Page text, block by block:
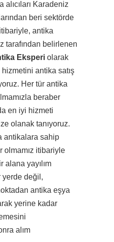
alıcıları Karadeniz
beri sektörde
antika
tarafından belirlenen
Eksperi olarak
antika satış
Her tür antika
beraber
en iyi hizmeti
olanak tanıyoruz.
antikalara sahip
olmamız itibariyle
alana yayılım
yerde değil,
antika eşya
yerine kadar
alım